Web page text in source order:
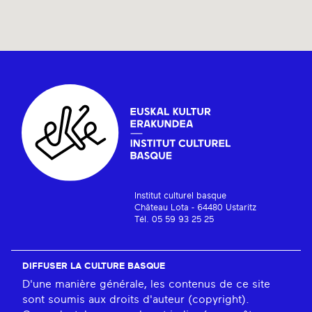
Institut culturel basque
Château Lota - 64480 Ustaritz
Tél. 05 59 93 25 25
DIFFUSER LA CULTURE BASQUE
D'une manière générale, les contenus de ce site
sont soumis aux droits d'auteur (copyright).